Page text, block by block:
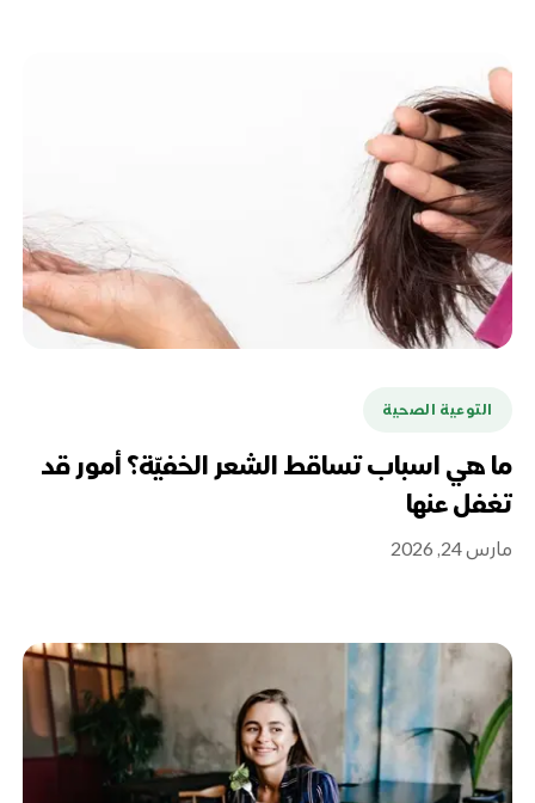
التوعية الصحية
ما هي اسباب تساقط الشعر الخفيّة؟ أمور قد
تغفل عنها
مارس 24, 2026